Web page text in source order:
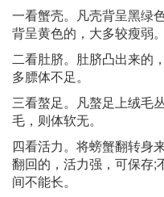
一看蟹壳。凡壳背呈黑绿
背呈黄色的，大多较瘦弱。
二看肚脐。肚脐凸出来的
多膘体不足。
三看螯足。凡螯足上绒毛
毛，则体软无。
四看活力。将螃蟹翻转身
翻回的，活力强，可保存;
间不能长。